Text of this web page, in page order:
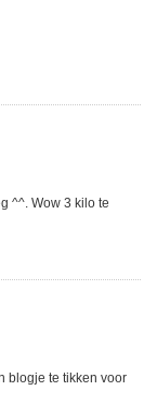
^^. Wow 3 kilo te
blogje te tikken voor